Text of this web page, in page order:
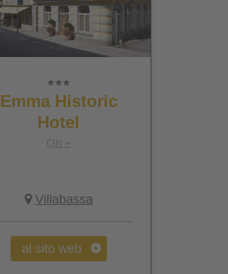
Emma Historic
Hotel
CIN +
Villabassa
al sito web